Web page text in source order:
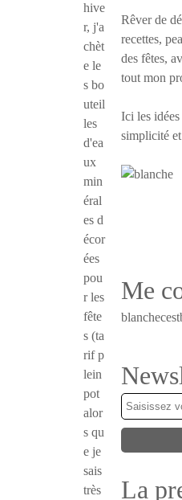
hive
r, j'a
chèt
e le
s bo
uteil
les
d'ea
ux
min
éral
es d
écor
ées
pou
r les
fête
s (ta
rif p
lein
pot
alor
s qu
e je
sais
très
Rêver de
recettes,
des fêtes,
tout mon
Ici les
simplicité
Me
La